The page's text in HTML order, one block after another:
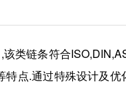
,该类链条符合
点.通过特殊设计及